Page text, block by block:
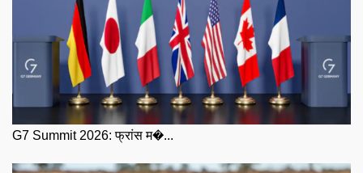
G7 Summit 2026: फ्रांस म�...